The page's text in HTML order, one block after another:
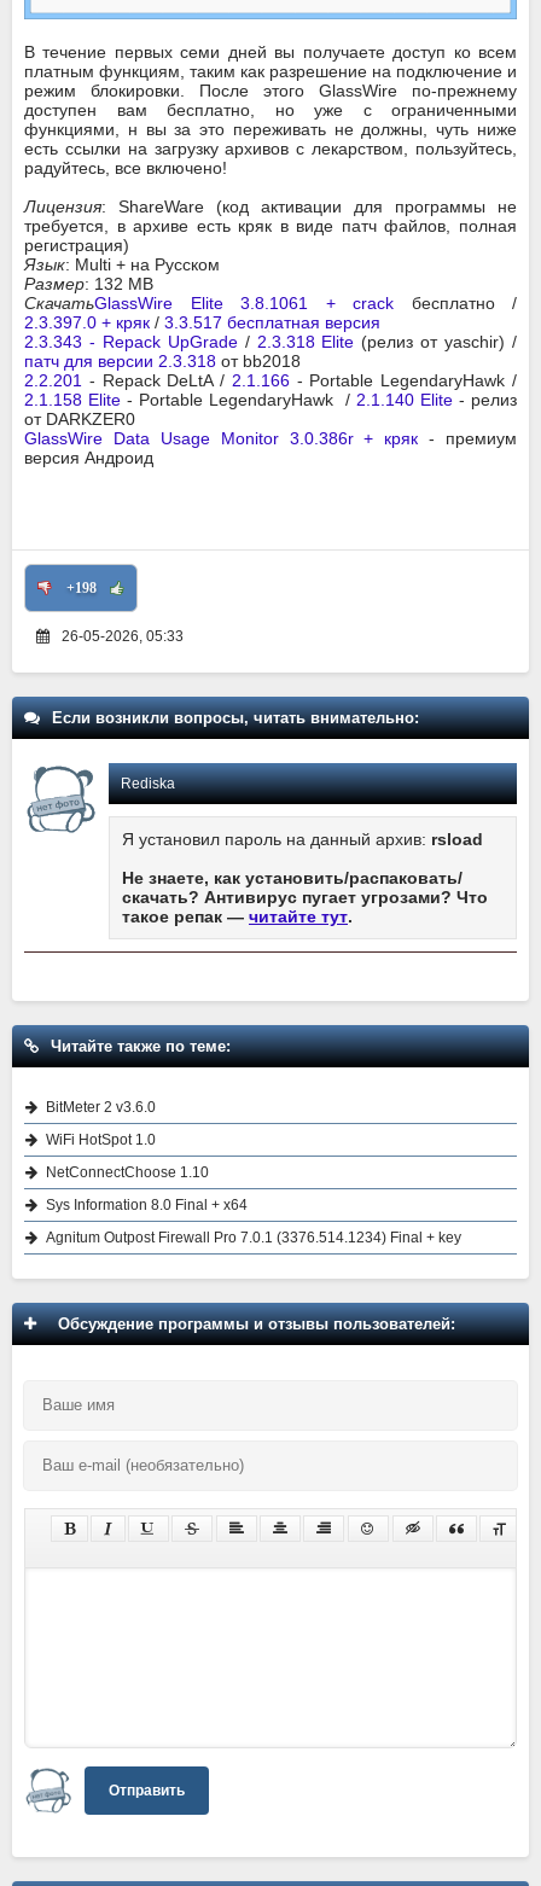
В течение первых семи дней вы получаете доступ ко всем
платным функциям, таким как разрешение на подключение и
режим блокировки. После этого GlassWire по-прежнему
доступен вам бесплатно, но уже с ограниченными
функциями, н вы за это переживать не должны, чуть ниже
есть ссылки на загрузку архивов с лекарством, пользуйтесь,
радуйтесь, все включено!
Лицензия: ShareWare (код активации для программы не
требуется, в архиве есть кряк в виде патч файлов, полная
регистрация)
Язык: Multi + на Русском
Размер: 132 MB
СкачатьGlassWire Elite 3.8.1061 + crack бесплатно /
2.3.397.0 + кряк / 3.3.517 бесплатная версия
2.3.343 - Repack UpGrade/ 2.3.318 Elite (релиз от yaschir) /
патч для версии 2.3.318 от bb2018
2.2.201 - Repack DeLtA / 2.1.166- Portable LegendaryHawk /
2.1.158 Elite - Portable LegendaryHawk / 2.1.140 Elite - релиз
от DARKZER0
GlassWire Data Usage Monitor 3.0.386r + кряк - премиум
версия Андроид
+198
26-05-2026, 05:33
Если возникли вопросы, читать внимательно:
Rediska
Я установил пароль на данный архив: rsload
Не знаете, как установить/распаковать/
скачать? Антивирус пугает угрозами? Что
такое репак — читайте тут.
Читайте также по теме:
BitMeter 2 v3.6.0
WiFi HotSpot 1.0
NetConnectChoose 1.10
Sys Information 8.0 Final + x64
Agnitum Outpost Firewall Pro 7.0.1 (3376.514.1234) Final + key
Обсуждение программы и отзывы пользователей:
Отправить